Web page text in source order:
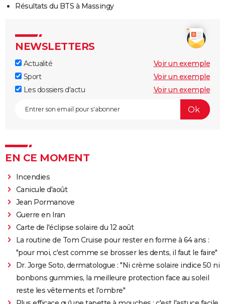
Résultats du BTS à Massingy
NEWSLETTERS
Actualité
Voir un exemple
Sport
Voir un exemple
Les dossiers d'actu
Voir un exemple
EN CE MOMENT
Incendies
Canicule d'août
Jean Pormanove
Guerre en Iran
Carte de l'éclipse solaire du 12 août
La routine de Tom Cruise pour rester en forme à 64 ans :
"pour moi, c'est comme se brosser les dents, il faut le faire"
Dr. Jorge Soto, dermatologue : "Ni crème solaire indice 50 ni
bonbons gummies, la meilleure protection face au soleil
reste les vêtements et l'ombre"